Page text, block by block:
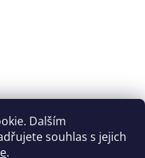
Dalším
souhlas s jejich
.